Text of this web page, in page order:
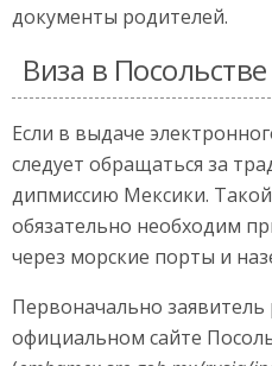
документы родителей.
Виза в Посольстве
Если в выдаче
следует обращаться за
дипмиссию Мексики.
обязательно необходим
через морские порты и
Первоначально заявитель
официальном сайте